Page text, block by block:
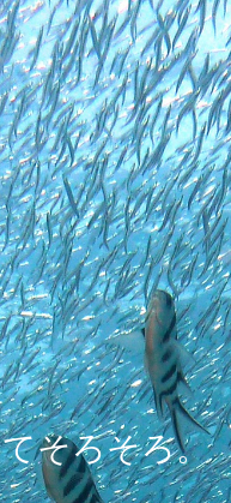
てそろそろ。